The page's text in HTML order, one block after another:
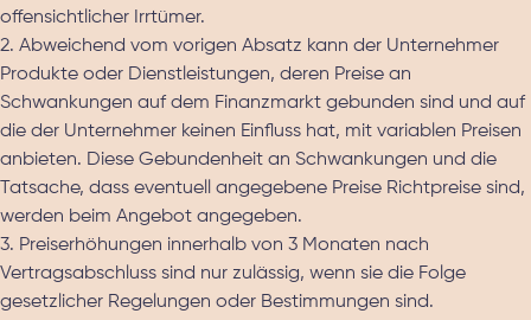
offensichtlicher Irrtümer.
2. Abweichend vom vorigen Absatz kann der Unternehmer
Produkte oder Dienstleistungen, deren Preise an
Schwankungen auf dem Finanzmarkt gebunden sind und auf
die der Unternehmer keinen Einfluss hat, mit variablen Preisen
anbieten. Diese Gebundenheit an Schwankungen und die
Tatsache, dass eventuell angegebene Preise Richtpreise sind,
werden beim Angebot angegeben.
3. Preiserhöhungen innerhalb von 3 Monaten nach
Vertragsabschluss sind nur zulässig, wenn sie die Folge
gesetzlicher Regelungen oder Bestimmungen sind.